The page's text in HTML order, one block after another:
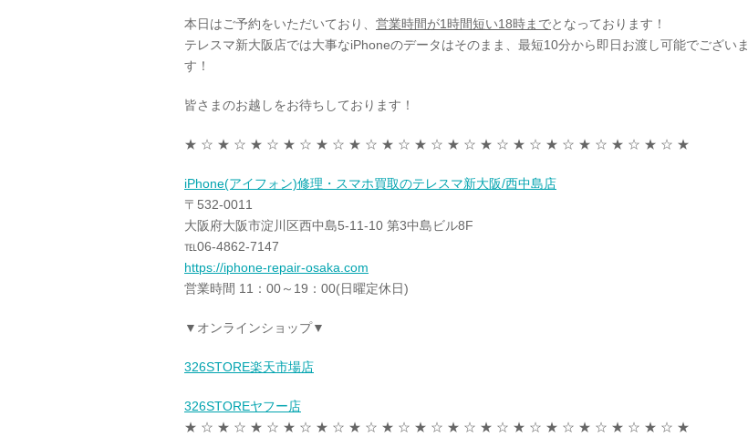
本日はご予約をいただいており、 営業時間が1時間短い18時までとなっております！
テレスマ新大阪店では大事なiPhoneのデータはそのまま、最短10分から即日お渡し可能でございま
す！
皆さまのお越しをお待ちしております！
★ ☆ ★ ☆ ★ ☆ ★ ☆ ★ ☆ ★ ☆ ★ ☆ ★ ☆ ★ ☆ ★ ☆ ★ ☆ ★ ☆ ★ ☆ ★ ☆ ★ ☆ ★
iPhone(アイフォン)修理・スマホ買取のテレスマ新大阪/西中島店
〒532-0011
大阪府大阪市淀川区西中島5-11-10 第3中島ビル8F
℡06-4862-7147
https://iphone-repair-osaka.com
営業時間 11：00～19：00(日曜定休日)
▼オンラインショップ▼
326STORE楽天市場店
326STOREヤフー店
★ ☆ ★ ☆ ★ ☆ ★ ☆ ★ ☆ ★ ☆ ★ ☆ ★ ☆ ★ ☆ ★ ☆ ★ ☆ ★ ☆ ★ ☆ ★ ☆ ★ ☆ ★